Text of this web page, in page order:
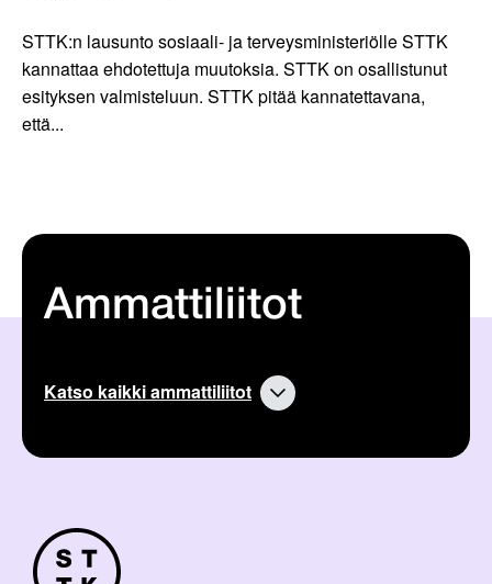
STTK:n lausunto sosiaali- ja terveysministeriölle STTK
kannattaa ehdotettuja muutoksia. STTK on osallistunut
esityksen valmisteluun. STTK pitää kannatettavana,
että...
Ammattiliitot
Katso kaikki ammattiliitot